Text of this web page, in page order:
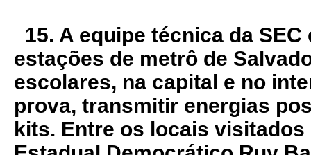
15. A equipe técnica da
estações de metrô de
escolares, na capital e no
prova, transmitir energias
kits. Entre os locais visitados